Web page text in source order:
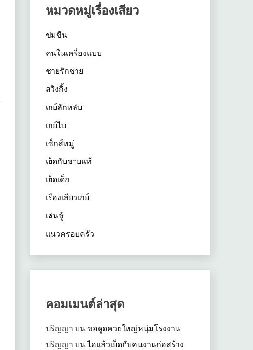
หมวดหมู่เรื่องเสียว
ข่มขืน
คนในเครื่องแบบ
ชายรักชาย
สวิงกิ้ง
เกย์ลักหลับ
เกย์ไบ
เซ็กส์หมู่
เย็ดกับชายแท้
เย็ดเด็ก
เรื่องเสียวเกย์
เล่นชู้
แนวครอบครัว
คอมเมนต์ล่าสุด
ปริญญา บน ขอดูดควยใหญ่หนุ่มโรงงาน
ปริญญา บนไฮแล้วเย็ดกับคนงานก่อสร้าง